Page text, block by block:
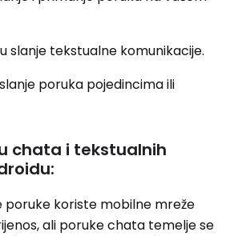
slanje tekstualne komunikacije.
poruka pojedincima ili
chata i tekstualnih
poruke koriste mobilne mreže
ali poruke chata temelje se